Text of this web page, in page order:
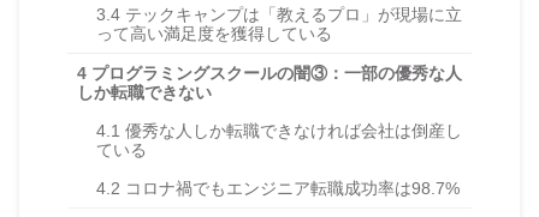
3.4 テックキャンプは「教えるプロ」が現場に立
って高い満足度を獲得している
4 プログラミングスクールの闇③：一部の優秀な人
しか転職できない
4.1 優秀な人しか転職できなければ会社は倒産し
ている
4.2 コロナ禍でもエンジニア転職成功率は98.7%